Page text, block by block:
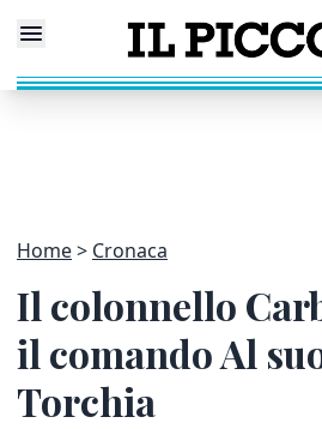
Home Cronaca
Il colonnello
il comando Al
Torchia